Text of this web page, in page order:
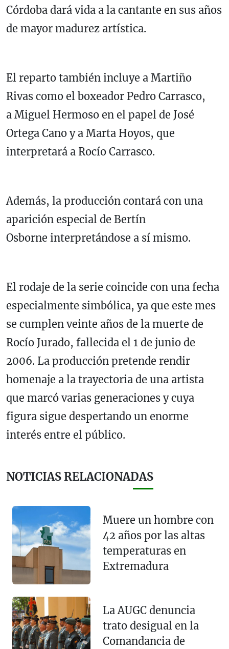
Córdoba dará vida a la cantante en sus años
de mayor madurez artística.
El reparto también incluye a Martiño
Rivas como el boxeador Pedro Carrasco,
a Miguel Hermoso en el papel de José
Ortega Cano y a Marta Hoyos, que
interpretará a Rocío Carrasco.
Además, la producción contará con una
aparición especial de Bertín
Osborne interpretándose a sí mismo.
El rodaje de la serie coincide con una fecha
especialmente simbólica, ya que este mes
se cumplen veinte años de la muerte de
Rocío Jurado, fallecida el 1 de junio de
2006. La producción pretende rendir
homenaje a la trayectoria de una artista
que marcó varias generaciones y cuya
figura sigue despertando un enorme
interés entre el público.
NOTICIAS RELACIONADAS
Muere un hombre con
42 años por las altas
temperaturas en
Extremadura
La AUGC denuncia
trato desigual en la
Comandancia de